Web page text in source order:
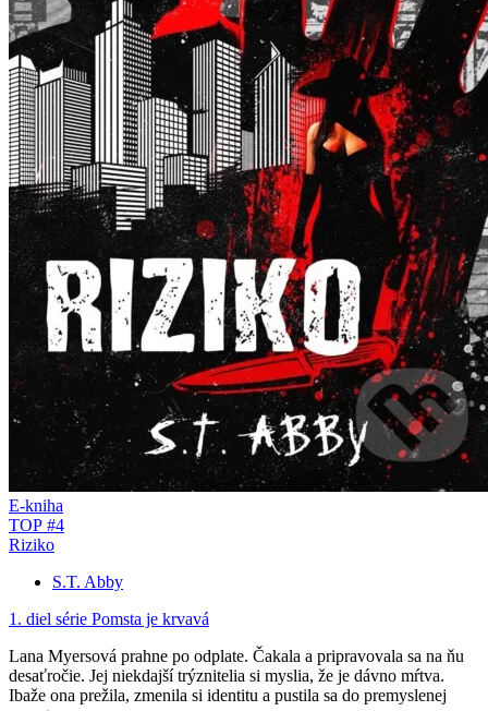
E-kniha
TOP #4
Riziko
S.T. Abby
1. diel série Pomsta je krvavá
Lana Myersová prahne po odplate. Čakala a pripravovala sa na ňu
desaťročie. Jej niekdajší trýznitelia si myslia, že je dávno mŕtva.
Ibaže ona prežila, zmenila si identitu a pustila sa do premyslenej